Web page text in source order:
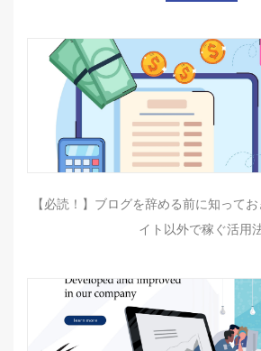
【必読！】ブログを辞める前に知って
イト以外で稼ぐ活用